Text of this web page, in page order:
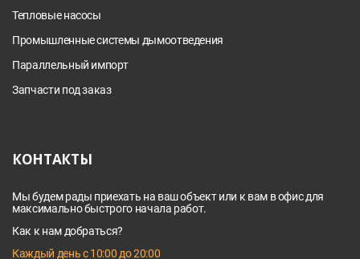
Тепловые насосы
Промышленные системы дымоотведения
Параллельный импорт
Запчасти под заказ
КОНТАКТЫ
Мы будем рады приехать на ваш объект или к вам в офис для
максимально быстрого начала работ.
Как к нам добраться?
Каждый день с 10:00 до 20:00